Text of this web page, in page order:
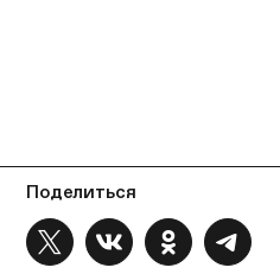
Поделиться